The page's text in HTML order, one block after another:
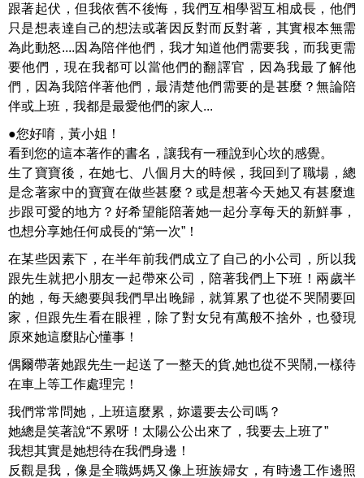
跟著起伏，但我依舊不後悔，我們互相學習互相成長，他們
只是想表達自己的想法或著因反對而反對著，其實根本無需
為此動怒....因為陪伴他們，我才知道他們需要我，而我更需
要他們，現在我都可以當他們的翻譯官，因為我最了解他
們，因為我陪伴著他們，最清楚他們需要的是甚麼？無論陪
伴或上班，我都是最愛他們的家人...
●您好唷，黃小姐！
看到您的這本著作的書名，讓我有一種說到心坎的感覺。
生了寶寶後，在她七、八個月大的時候，我回到了職場，總
是念著家中的寶寶在做些甚麼？或是想著今天她又有甚麼進
步跟可愛的地方？好希望能陪著她一起分享每天的新鮮事，
也想分享她任何成長的“第一次”！
在某些因素下，在半年前我們成立了自己的小公司，所以我
跟先生就把小朋友一起帶來公司，陪著我們上下班！兩歲半
的她，每天總要與我們早出晚歸，就算累了也從不哭鬧要回
家，但跟先生看在眼裡，除了對女兒有萬般不捨外，也發現
原來她這麼貼心懂事！
偶爾帶著她跟先生一起送了一整天的貨,她也從不哭鬧,一樣待
在車上等工作處理完！
我們常常問她，上班這麼累，妳還要去公司嗎？
她總是笑著說“不累呀！太陽公公出來了，我要去上班了”
我想其實是她想待在我們身邊！
反觀是我，像是全職媽媽又像上班族婦女，有時邊工作邊照